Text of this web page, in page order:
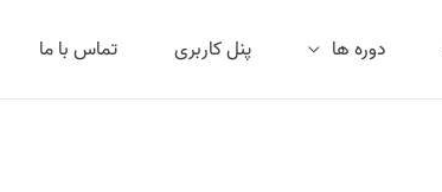
دوره ها پنل کاربری تماس با ما